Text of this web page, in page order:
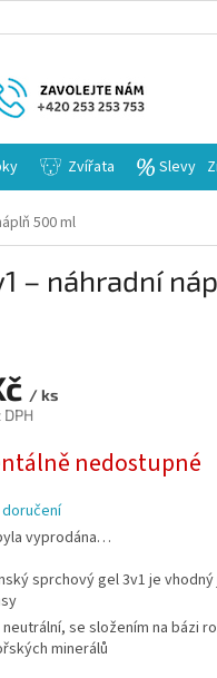
Zvířata Slevy
500 ml
– náhradní
/ ks
nedostupné
vyprodána…
sprchový gel 3v1 je
neutrální, se složením na bázi
minerálů